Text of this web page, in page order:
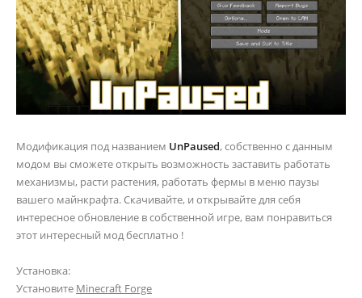
Модификация под названием UnPaused, собственно с данным
модом вы сможете открыть возможность заставить работать
механизмы, расти растения, работать фермы в меню паузы
вашего майнкрафта. Скачивайте, и открывайте для себя
интересное обновление в собственной игре, вам понравиться
этот интересный мод бесплатно !
Установка:
Установите Minecraft Forge